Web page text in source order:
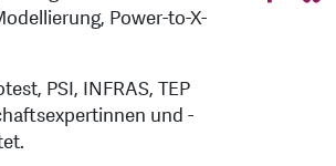
Power-to-X-
PSI, INFRAS, TEP
und -